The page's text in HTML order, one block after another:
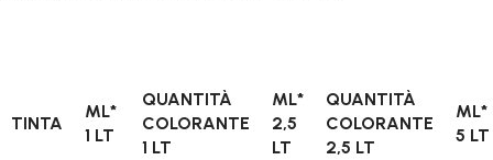
TINTA
ML*
1 LT
QUANTITÀ
COLORANTE
1 LT
ML*
2,5
LT
QUANTITÀ
COLORANTE
2,5 LT
ML*
5 LT